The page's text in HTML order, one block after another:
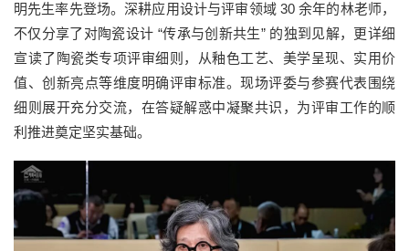
明先生率先登场。深耕应用设计与评审领域 30 余年的林老师，
不仅分享了对陶瓷设计 “传承与创新共生” 的独到见解，更详细
宣读了陶瓷类专项评审细则，从釉色工艺、美学呈现、实用价
值、创新亮点等维度明确评审标准。现场评委与参赛代表围绕
细则展开充分交流，在答疑解惑中凝聚共识，为评审工作的顺
利推进奠定坚实基础。